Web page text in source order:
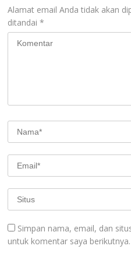
Alamat email Anda tidak akan
ditandai *
Simpan nama, email, dan
untuk komentar saya berikutnya.